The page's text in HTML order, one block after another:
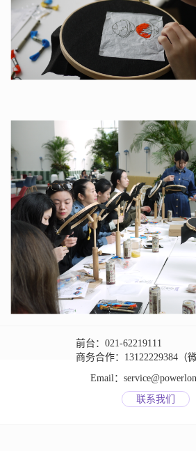
前台：021-62219111
商务合作：13122229384（
Email：
联系我们